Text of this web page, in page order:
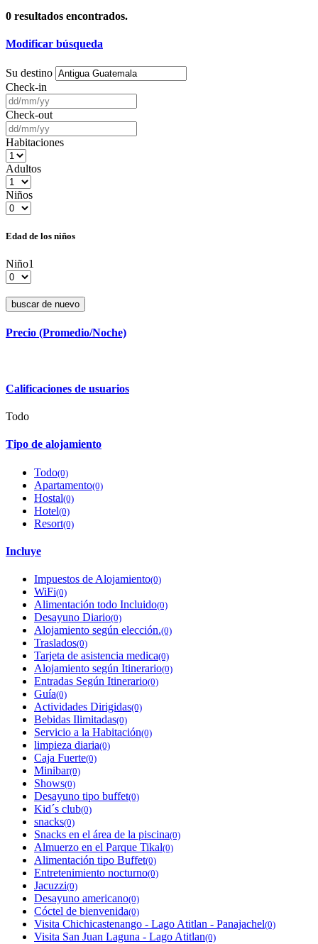
0 resultados encontrados.
Modificar búsqueda
Su destino
Check-in
Check-out
Habitaciones
Adultos
Niños
Edad de los niños
Niño1
buscar de nuevo
Precio (Promedio/Noche)
Calificaciones de usuarios
Todo
Tipo de alojamiento
Todo(0)
Apartamento(0)
Hostal(0)
Hotel(0)
Resort(0)
Incluye
Impuestos de Alojamiento(0)
WiFi(0)
Alimentación todo Incluido(0)
Desayuno Diario(0)
Alojamiento según elección.(0)
Traslados(0)
Tarjeta de asistencia medica(0)
Alojamiento según Itinerario(0)
Entradas Según Itinerario(0)
Guía(0)
Actividades Dirigidas(0)
Bebidas Ilimitadas(0)
Servicio a la Habitación(0)
limpieza diaria(0)
Caja Fuerte(0)
Minibar(0)
Shows(0)
Desayuno tipo buffet(0)
Kid´s club(0)
snacks(0)
Snacks en el área de la piscina(0)
Almuerzo en el Parque Tikal(0)
Alimentación tipo Buffet(0)
Entretenimiento nocturno(0)
Jacuzzi(0)
Desayuno americano(0)
Cóctel de bienvenida(0)
Visita Chichicastenango - Lago Atitlan - Panajachel(0)
Visita San Juan Laguna - Lago Atitlan(0)